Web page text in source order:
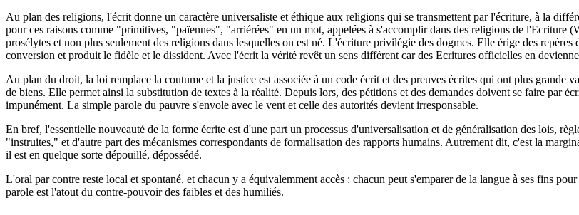
Au plan des religions, l'écrit donne un caractère universaliste et éthique aux religions qui se transmettent par l'écriture, à la
pour ces raisons comme "primitives, "païennes", "arriérées" en un mot, appelées à s'accomplir dans des religions de l'Ecriture
prosélytes et non plus seulement des religions dans lesquelles on est né. L'écriture privilégie des dogmes. Elle érige des
conversion et produit le fidèle et le dissident. Avec l'écrit la vérité revêt un sens différent car des Ecritures officielles en
Au plan du droit, la loi remplace la coutume et la justice est associée à un code écrit et des preuves écrites qui ont plus
de biens. Elle permet ainsi la substitution de textes à la réalité. Depuis lors, des pétitions et des demandes doivent se faire par
impunément. La simple parole du pauvre s'envole avec le vent et celle des autorités devient irresponsable.
En bref, l'essentielle nouveauté de la forme écrite est d'une part un processus d'universalisation et de généralisation des lois,
"instruites," et d'autre part des mécanismes correspondants de formalisation des rapports humains. Autrement dit, c'est la
il est en quelque sorte dépouillé, dépossédé.
L'oral par contre reste local et spontané, et chacun y a équivalemment accès : chacun peut s'emparer de la langue à ses fins
parole est l'atout du contre-pouvoir des faibles et des humiliés.